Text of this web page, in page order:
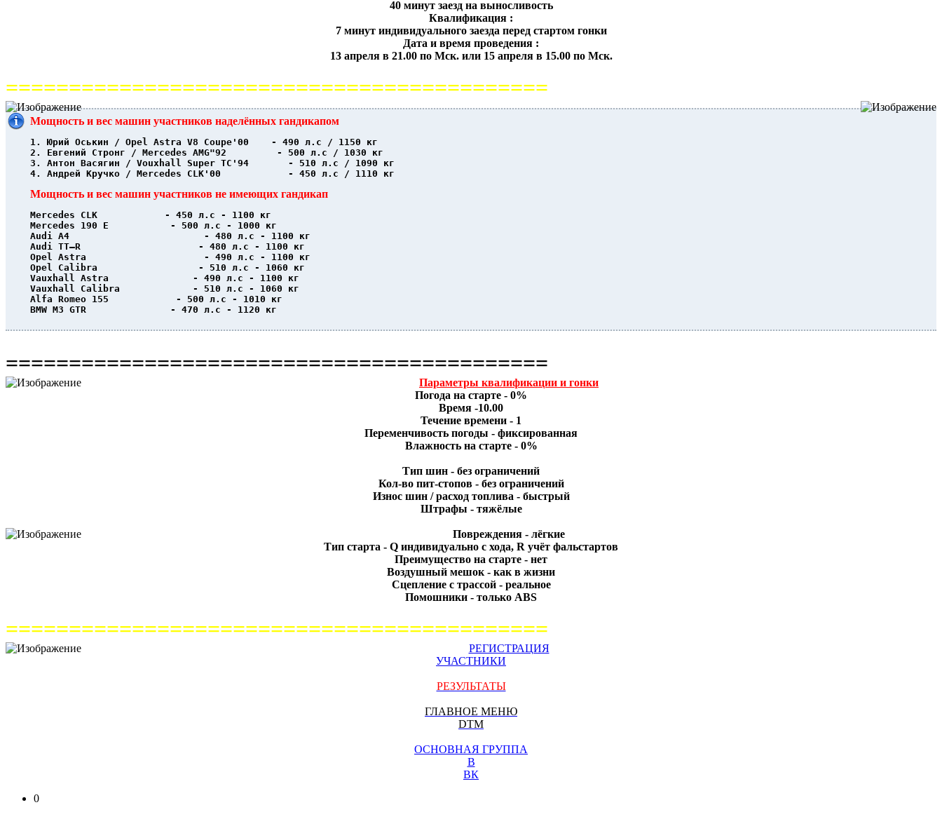
40 минут заезд на выносливость
Квалификация :
7 минут индивидуального заезда перед стартом гонки
Дата и время проведения :
13 апреля в 21.00 по Мск. или 15 апреля в 15.00 по Мск.
===========================================
Мощность и вес машин участников наделённых гандикапом
1. Юрий Оськин / Opel Astra V8 Coupe'00    - 490 л.с / 1150 кг
2. Евгений Стронг / Mercedes AMG"92         - 500 л.с / 1030 кг
3. Антон Васягин / Vouxhall Super TC'94       - 510 л.с / 1090 кг
4. Андрей Кручко / Mercedes CLK'00            - 450 л.с / 1110 кг
Мощность и вес машин участников не имеющих гандикап
Mercedes CLK            - 450 л.с - 1100 кг
Mercedes 190 E           - 500 л.с - 1000 кг
Audi A4                        - 480 л.с - 1100 кг
Audi TT–R                     - 480 л.с - 1100 кг
Opel Astra                     - 490 л.с - 1100 кг
Opel Calibra                  - 510 л.с - 1060 кг
Vauxhall Astra               - 490 л.с - 1100 кг
Vauxhall Calibra             - 510 л.с - 1060 кг
Alfa Romeo 155            - 500 л.с - 1010 кг
BMW M3 GTR               - 470 л.с - 1120 кг
===========================================
Параметры квалификации и гонки
Погода на старте - 0%
Время -10.00
Течение времени - 1
Переменчивость погоды - фиксированная
Влажность на старте - 0%
Тип шин - без ограничений
Кол-во пит-стопов - без ограничений
Износ шин / расход топлива - быстрый
Штрафы - тяжёлые
Повреждения - лёгкие
Тип старта - Q индивидуально с хода, R учёт фальстартов
Преимущество на старте - нет
Воздушный мешок - как в жизни
Сцепление с трассой - реальное
Помошники - только ABS
===========================================
РЕГИСТРАЦИЯ
УЧАСТНИКИ
РЕЗУЛЬТАТЫ
ГЛАВНОЕ МЕНЮ
DTM
ОСНОВНАЯ ГРУППА
В
ВК
0